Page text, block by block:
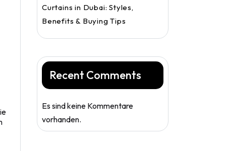
Curtains in Dubai: Styles,
Benefits & Buying Tips
Recent Comments
Es sind keine Kommentare
vorhanden.